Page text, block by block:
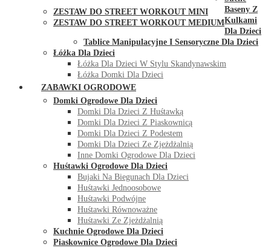
ZESTAW DO STREET WORKOUT MINI
ZESTAW DO STREET WORKOUT MEDIUM
Baseny Z
Kulkami
Dla Dzieci
Tablice Manipulacyjne I Sensoryczne Dla Dzieci
Łóżka Dla Dzieci
Łóżka Dla Dzieci W Stylu Skandynawskim
Łóżka Domki Dla Dzieci
ZABAWKI OGRODOWE
Domki Ogrodowe Dla Dzieci
Domki Dla Dzieci Z Huśtawką
Domki Dla Dzieci Z Piaskownicą
Domki Dla Dzieci Z Podestem
Domki Dla Dzieci Ze Zjeżdżalnią
Inne Domki Ogrodowe Dla Dzieci
Huśtawki Ogrodowe Dla Dzieci
Bujaki Na Biegunach Dla Dzieci
Huśtawki Jednoosobowe
Huśtawki Podwójne
Huśtawki Równoważne
Huśtawki Ze Zjeżdżalnią
Kuchnie Ogrodowe Dla Dzieci
Piaskownice Ogrodowe Dla Dzieci